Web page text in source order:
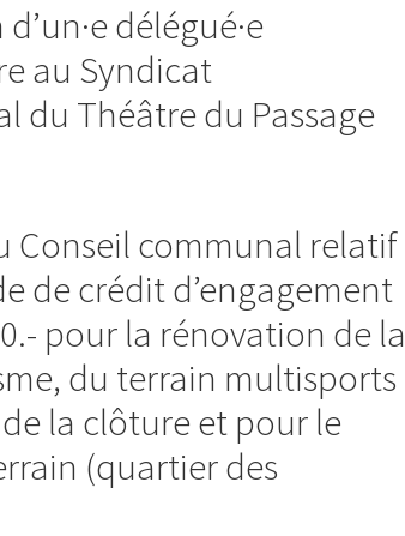
délégué·e
au Syndicat
du Théâtre du Passage
Conseil communal relatif
de crédit d’engagement
pour la rénovation de la
du terrain multisports
la clôture et pour le
(quartier des